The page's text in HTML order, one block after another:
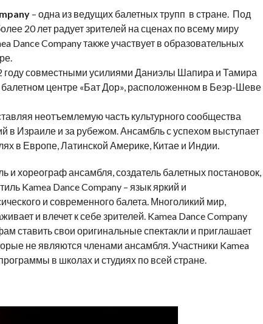
– одна из ведущих балетных трупп в стране. Под
20 лет радует зрителей на сценах по всему миру
Company также участвует в образовательных
году совместными усилиями Даниэлы Шапира и Тамира
балетном центре «Бат Дор», расположенном в Беэр-Шеве
неотъемлемую часть культурного сообщества
в Израиле и за рубежом. Ансамбль с успехом выступает
в Европе, Латинской Америке, Китае и Индии.
и хореограф ансамбля, создатель балетных постановок,
Kamea Dance Company – язык яркий и
и современного балета. Многоликий мир,
и влечет к себе зрителей. Kamea Dance Company
ставить свои оригинальные спектакли и приглашает
не являются членами ансамбля. Участники Kamea
в школах и студиях по всей стране.